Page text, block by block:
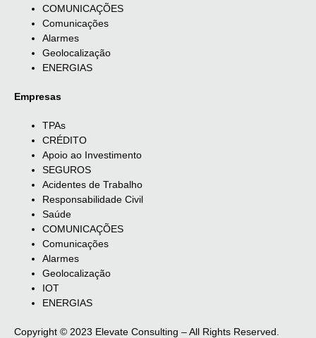
COMUNICAÇÕES
Comunicações
Alarmes
Geolocalização
ENERGIAS
Empresas
TPAs
CRÉDITO
Apoio ao Investimento
SEGUROS
Acidentes de Trabalho
Responsabilidade Civil
Saúde
COMUNICAÇÕES
Comunicações
Alarmes
Geolocalização
IOT
ENERGIAS
Copyright © 2023 Elevate Consulting – All Rights Reserved.